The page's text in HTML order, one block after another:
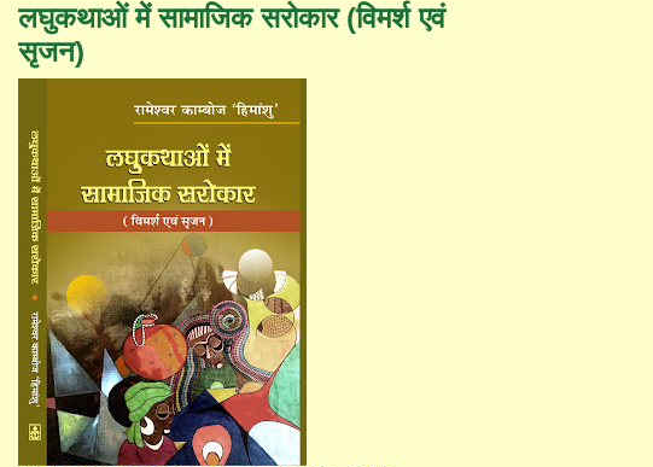
लघुकथाओं में सामाजिक सरोकार (विमर्श एवं
सृजन)